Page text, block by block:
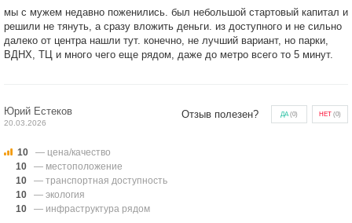
мы с мужем недавно поженились. был небольшой стартовый капитал и
решили не тянуть, а сразу вложить деньги. из доступного и не сильно
далеко от центра нашли тут. конечно, не лучший вариант, но парки,
ВДНХ, ТЦ и много чего еще рядом, даже до метро всего то 5 минут.
Юрий Естеков
20.03.2026
Отзыв полезен? ДА(0) НЕТ (0)
10
— цена/качество
10
— местоположение
10
— транспортная доступность
10
— экология
10
— инфраструктура рядом